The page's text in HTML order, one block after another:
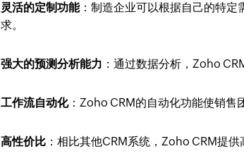
灵活的定制功能：制造企业可以根据自己的特
求。
强大的预测分析能力 ：通过数据分析，Zoho
工作流自动化：Zoho CRM的自动化功能使销售
高性价比 ：相比其他CRM系统，Zoho CRM提